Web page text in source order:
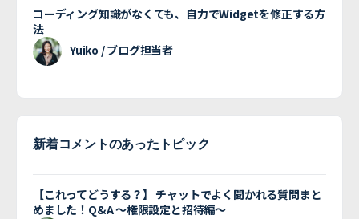
コーディング知識がなくても、自力でWidgetを修正する方
法
Yuiko / ブログ担当者
新着コメントのあったトピック
【これってどうする？】 チャットでよく聞かれる質問まと
めました！Q&A 〜権限設定と招待編〜